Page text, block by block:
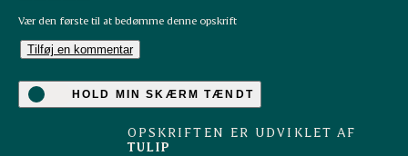
Vær den første til at bedømme denne opskrift
Tilføj en kommentar
HOLD MIN SKÆRM TÆNDT
OPSKRIFTEN ER UDVIKLET AF
TULIP